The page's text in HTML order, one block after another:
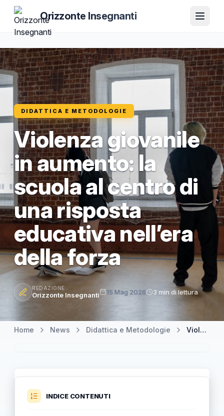
Orizzonte Insegnanti
DIDATTICA E METODOLOGIE
Violenza giovanile
in aumento: la
scuola al centro di
una risposta
educativa nell’era
della forza
REDAZIONE
Orizzonte Insegnanti 15 Mag 2026 3 min di lettura
Home News Didattica e Metodologie Violenza giovanile in aumento: la scuola al centro di una risposta educativa nell’era della forza
INDICE CONTENUTI